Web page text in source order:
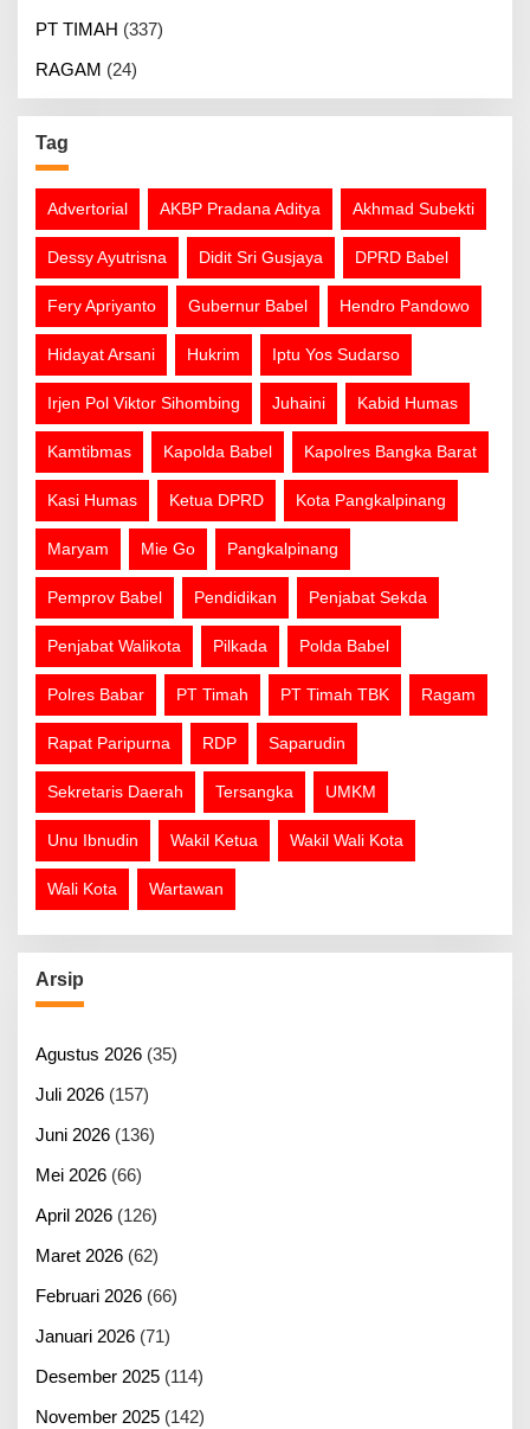
PT TIMAH (337)
RAGAM (24)
Tag
Advertorial AKBP Pradana Aditya Akhmad Subekti
Dessy Ayutrisna Didit Sri Gusjaya DPRD Babel
Fery Apriyanto Gubernur Babel Hendro Pandowo
Hidayat Arsani Hukrim Iptu Yos Sudarso
Irjen Pol Viktor Sihombing Juhaini Kabid Humas
Kamtibmas Kapolda Babel Kapolres Bangka Barat
Kasi Humas Ketua DPRD Kota Pangkalpinang
Maryam Mie Go Pangkalpinang
Pemprov Babel Pendidikan Penjabat Sekda
Penjabat Walikota Pilkada Polda Babel
Polres Babar PT Timah PT Timah TBK Ragam
Rapat Paripurna RDP Saparudin
Sekretaris Daerah Tersangka UMKM
Unu Ibnudin Wakil Ketua Wakil Wali Kota
Wali Kota Wartawan
Arsip
Agustus 2026 (35)
Juli 2026 (157)
Juni 2026 (136)
Mei 2026 (66)
April 2026 (126)
Maret 2026 (62)
Februari 2026 (66)
Januari 2026 (71)
Desember 2025 (114)
November 2025 (142)